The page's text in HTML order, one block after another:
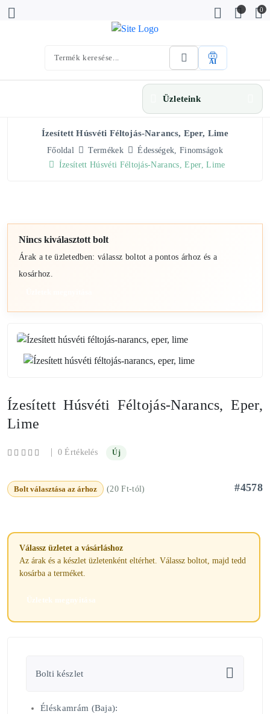
0
AI
Üzleteink
Ízesített Húsvéti Féltojás-Narancs, Eper, Lime
Főoldal Termékek
Édességek, Finomságok
Ízesített Húsvéti Féltojás-Narancs, Eper, Lime
Nincs kiválasztott bolt
Árak a te üzletedben: válassz boltot a pontos árhoz és a
kosárhoz.
Ízesített Húsvéti Féltojás-Narancs, Eper,
Lime
| 0 Értékelés Új
Bolt választása az árhoz (20 Ft-tól) #4578
Válassz üzletet a vásárláshoz
Az árak és a készlet üzletenként eltérhet. Válassz boltot, majd tedd
kosárba a terméket.
Üzletek megnyitása
Bolti készlet
Éléskamrám (Baja):